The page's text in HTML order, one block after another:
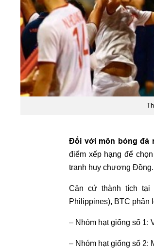
Đối với môn bóng đá
điểm xếp hạng để
tranh huy chương Đồng.
Căn cứ thành tích tại
Philippines), BTC phân
– Nhóm hạt giống số 1:
– Nhóm hạt giống số 2: